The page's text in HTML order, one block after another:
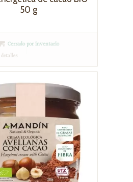
50 g
Cerrado por inventario